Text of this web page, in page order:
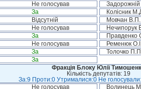
Не голосував
За Колісник
Відсутній Мовчан В.П.
Не голосував Нечипорук
За Правденко
Не голосував Ременюк
За Толочко
За
Фракція Блоку Юлії
Кількість депутатів: 19
За:9 Проти:0 Утрималися:0 Не
Не голосував Волинець